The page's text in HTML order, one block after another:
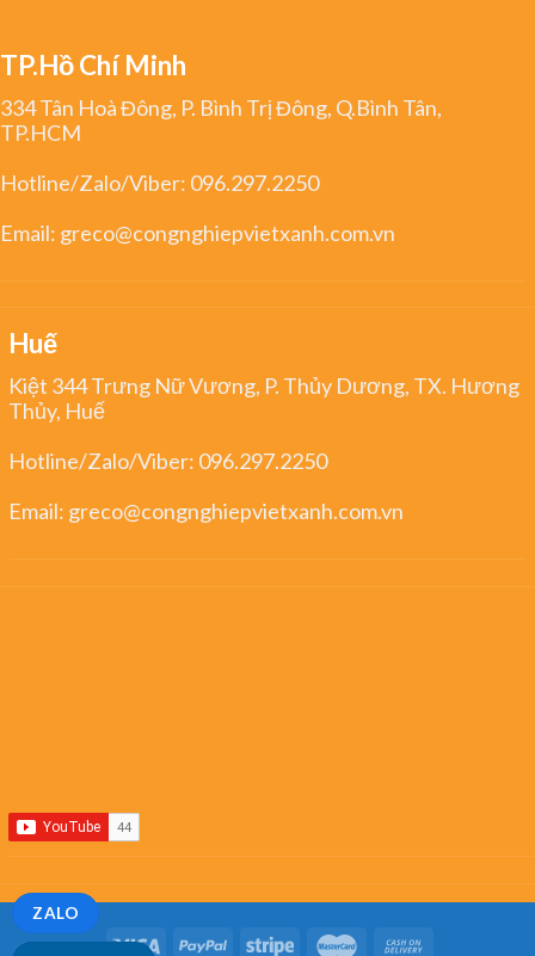
ZALO
TP.Hồ Chí Minh
334 Tân Hoà Đông, P. Bình Trị Đông, Q.Bình Tân,
TP.HCM
Hotline/Zalo/Viber: 096.297.2250
Email: greco@congnghiepvietxanh.com.vn
Huế
Kiệt 344 Trưng Nữ Vương, P. Thủy Dương, TX. Hương
Thủy, Huế
Hotline/Zalo/Viber: 096.297.2250
Email: greco@congnghiepvietxanh.com.vn